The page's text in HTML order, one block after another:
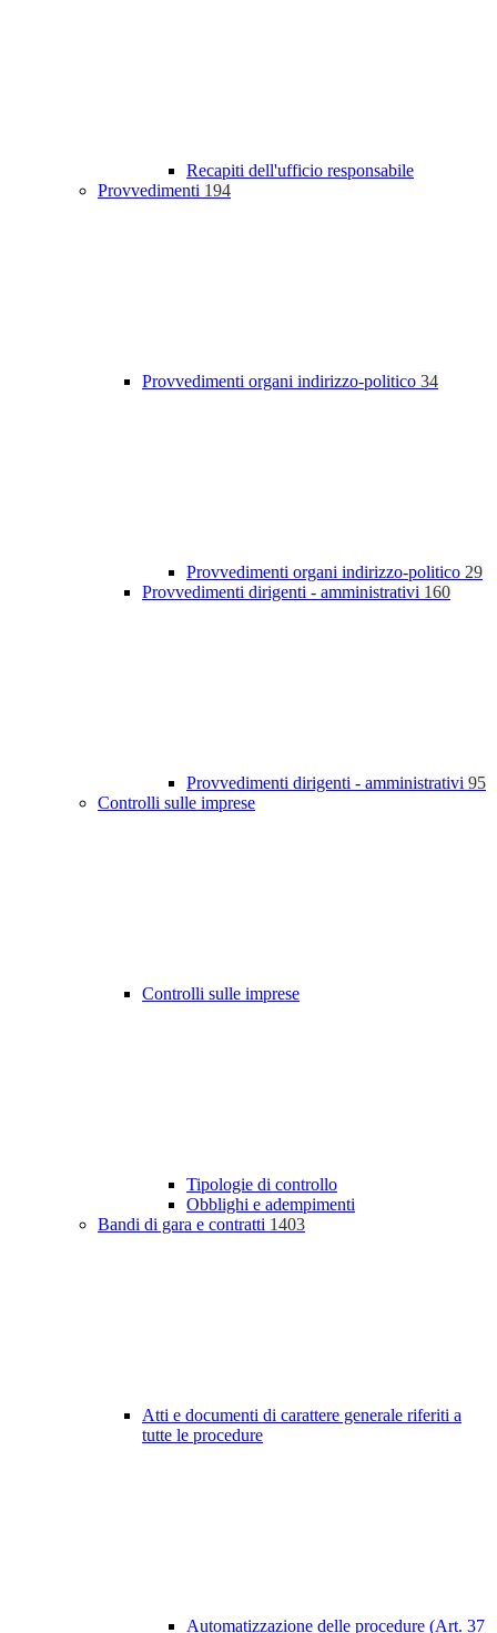
Recapiti dell'ufficio responsabile
Provvedimenti 194
Provvedimenti organi indirizzo-politico 34
Provvedimenti organi indirizzo-politico 29
Provvedimenti dirigenti - amministrativi 160
Provvedimenti dirigenti - amministrativi 95
Controlli sulle imprese
Controlli sulle imprese
Tipologie di controllo
Obblighi e adempimenti
Bandi di gara e contratti 1403
Atti e documenti di carattere generale riferiti a
tutte le procedure
Automatizzazione delle procedure (Art. 37